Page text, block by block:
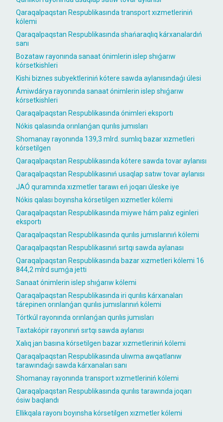
Qaraqalpaqstan Respublikasında transport xızmetleriniń
kólemi
Qaraqalpaqstan Respublikasında shańaraqlıq kárxanalardıń
sanı
Bozataw rayonında sanaat ónimlerin islep shıǵarıw
kórsetkishleri
Kishi biznes subyektleriniń kótere sawda aylanısındaǵı úlesi
Ámiwdárya rayonında sanaat ónimlerin islep shıǵarıw
kórsetkishleri
Qaraqalpaqstan Respublikasında ónimleri eksportı
Nókis qalasında orınlanǵan qurılıs jumısları
Shomanay rayonında 139,3 mlrd. sumlıq bazar xızmetleri
kórsetilgen
Qaraqalpaqstan Respublikasında kótere sawda tovar aylanısı
Qaraqalpaqstan Respublikasınıń usaqlap satıw tovar aylanısı
JAÓ quramında xızmetler tarawı eń joqarı úleske iye
Nókis qalası boyınsha kórsetilgen xızmetler kólemi
Qaraqalpaqstan Respublikasında miywe hám palız eginleri
eksportı
Qaraqalpaqstan Respublikasında qurılıs jumıslarınıń kólemi
Qaraqalpaqstan Respublikasınıń sırtqı sawda aylanası
Qaraqalpaqstan Respublikasında bazar xızmetleri kólemi 16
844,2 mlrd sumǵa jetti
Sanaat ónimlerin islep shıǵarıw kólemi
Qaraqalpaqstan Respublikasında iri qurılıs kárxanaları
tárepinen orınlanǵan qurılıs jumıslarınıń kólemi
Tórtkúl rayonında orınlanǵan qurılıs jumısları
Taxtakópir rayonınıń sırtqı sawda aylanısı
Xalıq jan basına kórsetilgen bazar xızmetleriniń kólemi
Qaraqalpaqstan Respublikasında ulıwma awqatlanıw
tarawındaǵı sawda kárxanaları sanı
Shomanay rayonında transport xızmetleriniń kólemi
Qaraqalpaqstan Respublikasında qurılıs tarawında joqarı
ósiw baqlandı
Ellikqala rayonı boyınsha kórsetilgen xızmetler kólemi